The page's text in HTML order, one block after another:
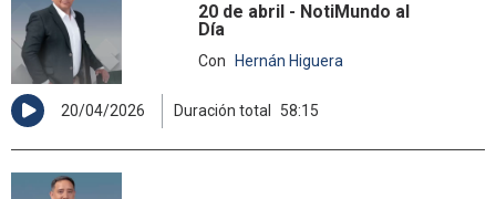
20 de abril - NotiMundo al
Día
Con Hernán Higuera
20/04/2026 Duración total 58:15